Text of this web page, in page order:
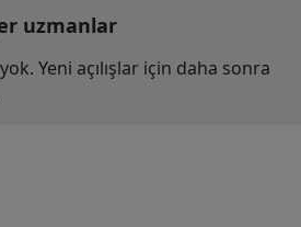
uzmanlar
Yeni açılışlar için daha sonra